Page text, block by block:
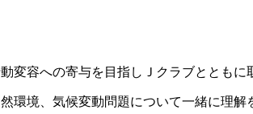
変容への寄与を目指しＪクラブとともに
境、気候変動問題について一緒に理